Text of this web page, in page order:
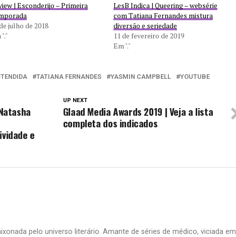
| Esconderijo – Primeira
julho de 2018
LesB Indica | Queering – websérie
com Tatiana Fernandes mistura
diversão e seriedade
11 de fevereiro de 2019
Em "."
TATIANA FERNANDES YASMIN CAMPBELL YOUTUBE
UP NEXT
Glaad Media Awards 2019 | Veja a lista
completa dos indicados
e
pelo universo literário. Amante de séries de médico, viciada em